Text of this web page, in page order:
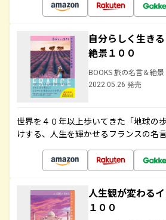
自分らしく生き
絶景１００
BOOKS 旅の名言＆絶景
2022.05.26 発売
世界を４０年以上歩いてきた「地球の
けする、人生を輝かせるフランスの名
人生観が変わる
１００